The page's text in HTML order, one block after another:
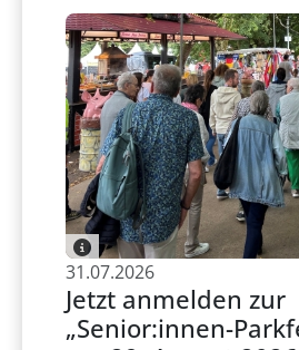
31.07.2026
Jetzt anmelden zur
„Senior:innen-